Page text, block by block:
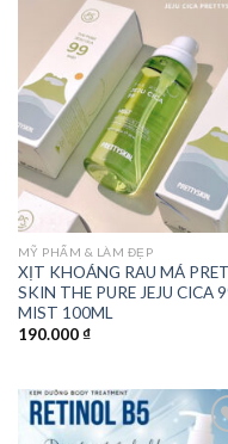
MỸ PHẨM & LÀM ĐẸP
XỊT KHOÁNG RAU MÁ
SKIN THE PURE JEJU CICA
MIST 100ML
190.000₫